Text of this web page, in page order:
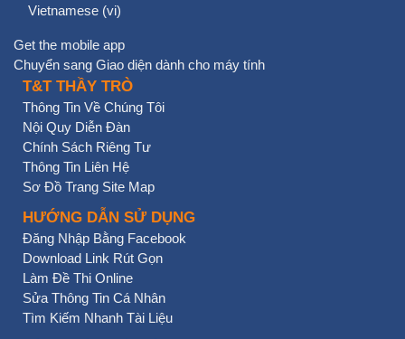
Vietnamese ‎(vi)‎
Get the mobile app
Chuyển sang Giao diện dành cho máy tính
T&T THẦY TRÒ
Thông Tin Về Chúng Tôi
Nội Quy Diễn Đàn
Chính Sách Riêng Tư
Thông Tin Liên Hệ
Sơ Đồ Trang Site Map
HƯỚNG DẪN SỬ DỤNG
Đăng Nhập Bằng Facebook
Download Link Rút Gọn
Làm Đề Thi Online
Sửa Thông Tin Cá Nhân
Tìm Kiếm Nhanh Tài Liệu